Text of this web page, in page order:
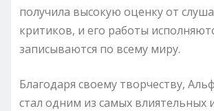
получила высокую оценку от
критиков, и его работы
записываются по всему миру.
Благодаря своему творчеству,
стал одним из самых влиятельных